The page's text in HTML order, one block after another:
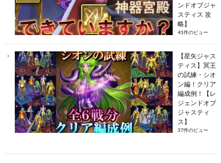
ンドオブジャ
スティス 攻
略】
41件のビュー
【星矢ジャス
ティス】冥王
の試練・シオ
ン編！クリア
編成例！【レ
ジェンドオブ
ジャスティ
ス】
37件のビュー